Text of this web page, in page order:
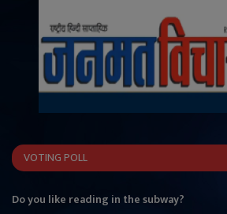
VOTING POLL
Do you like reading in the subway?